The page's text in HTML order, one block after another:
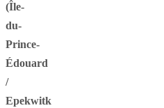
(Île-
du-
Prince-
Édouard
/
Epekwitk